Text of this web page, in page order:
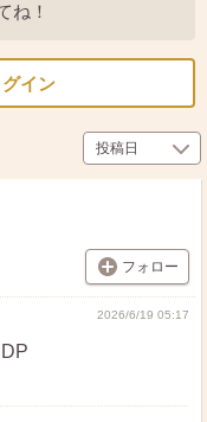
ね！
イン
フォロー
2026/6/19 05:17